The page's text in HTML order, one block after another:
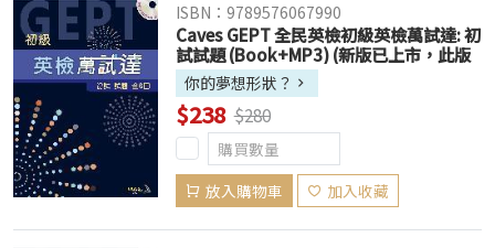
ISBN：9789576067990
Caves GEPT 全民英檢初級英檢萬試達: 初
試試題 (Book+MP3) (新版已上市，此版
售完為止)
你的夢想形狀？
$238 $280
放入購物車 加入收藏